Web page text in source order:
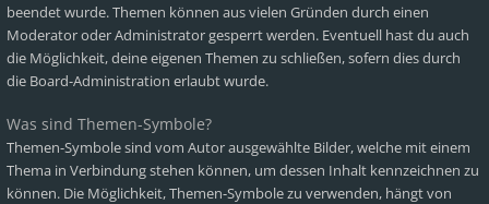
beendet wurde. Themen können aus vielen Gründen durch einen
Moderator oder Administrator gesperrt werden. Eventuell hast du auch
die Möglichkeit, deine eigenen Themen zu schließen, sofern dies durch
die Board-Administration erlaubt wurde.
Was sind Themen-Symbole?
Themen-Symbole sind vom Autor ausgewählte Bilder, welche mit einem
Thema in Verbindung stehen können, um dessen Inhalt kennzeichnen zu
können. Die Möglichkeit, Themen-Symbole zu verwenden, hängt von